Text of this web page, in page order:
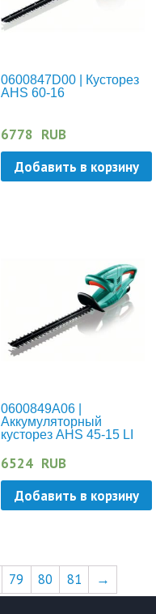
0600847D00 | Кусторез
AHS 60-16
6778 RUB
Добавить в корзину
0600849A06 |
Аккумуляторный
кусторез AHS 45-15 LI
6524 RUB
Добавить в корзину
79 80 81 →